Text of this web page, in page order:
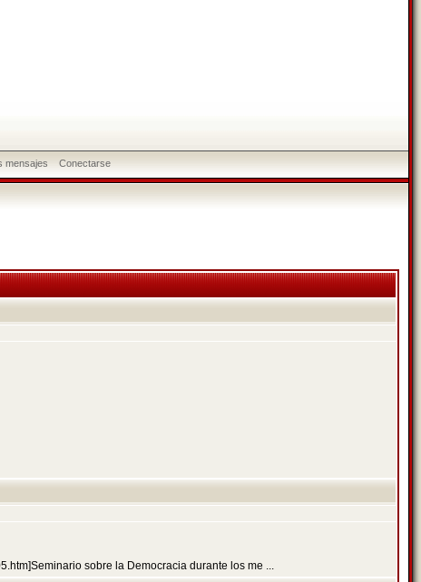
mensajes Conectarse
sobre la Democracia durante los me ...